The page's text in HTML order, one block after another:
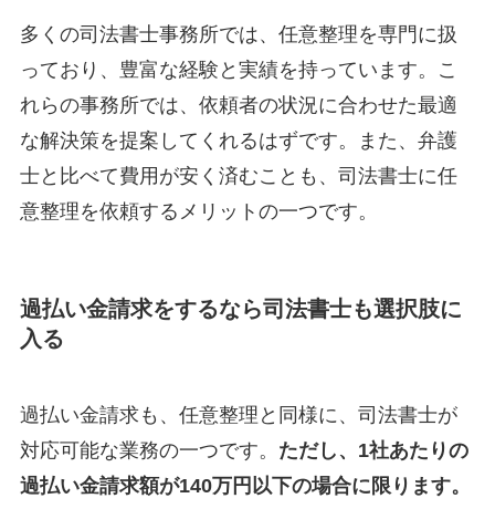
多くの司法書士事務所では、任意整理を専門に扱
っており、豊富な経験と実績を持っています。こ
れらの事務所では、依頼者の状況に合わせた最適
な解決策を提案してくれるはずです。また、弁護
士と比べて費用が安く済むことも、司法書士に任
意整理を依頼するメリットの一つです。
過払い金請求をするなら司法書士も選択肢に
入る
過払い金請求も、任意整理と同様に、司法書士が
対応可能な業務の一つです。 ただし、1社あたりの
過払い金請求額が140万円以下の場合に限ります。